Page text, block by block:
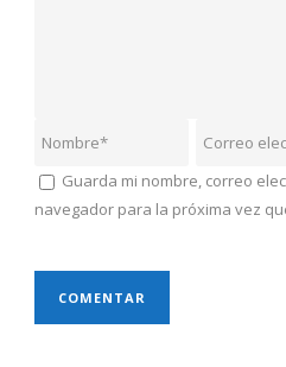
Guarda mi nombre, correo
navegador para la próxima vez